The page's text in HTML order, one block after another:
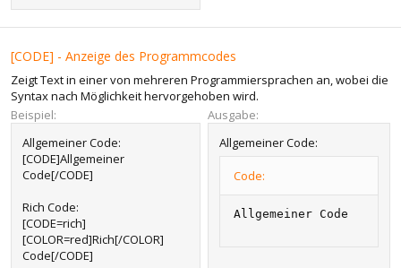
[CODE] - Anzeige des Programmcodes
Zeigt Text in einer von mehreren Programmiersprachen an, wobei die
Syntax nach Möglichkeit hervorgehoben wird.
Beispiel:
Allgemeiner Code:
[CODE]Allgemeiner
Code[/CODE]
Rich Code:
[CODE=rich]
[COLOR=red]Rich[/COLOR]
Code[/CODE]
Ausgabe:
Allgemeiner Code:
Code:
Allgemeiner Code